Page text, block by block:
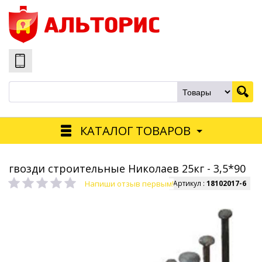
КАТАЛОГ ТОВАРОВ
гвозди строительные Николаев 25кг - 3,5*90
Напиши отзыв первым!Артикул : 18102017-6